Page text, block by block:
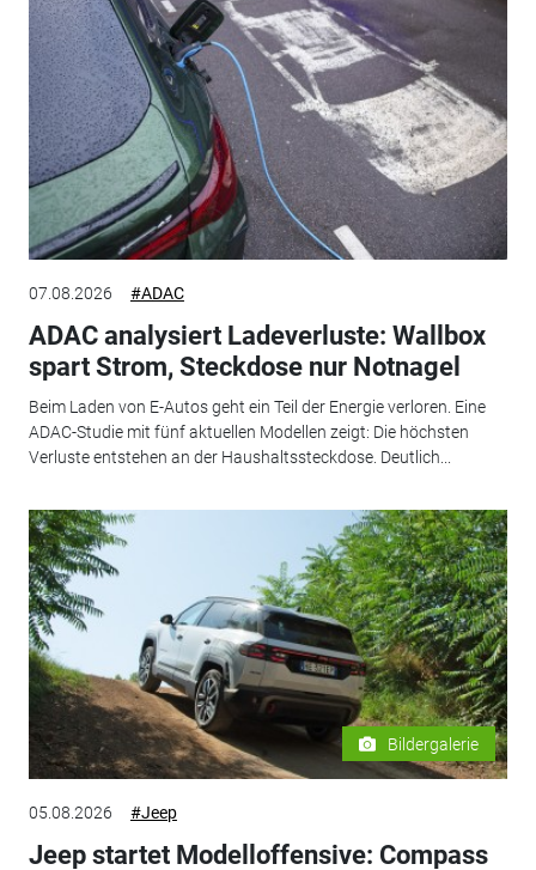
07.08.2026 #ADAC
ADAC analysiert Ladeverluste: Wallbox
spart Strom, Steckdose nur Notnagel
Beim Laden von E-Autos geht ein Teil der Energie verloren. Eine
ADAC-Studie mit fünf aktuellen Modellen zeigt: Die höchsten
Verluste entstehen an der Haushaltssteckdose. Deutlich...
Bildergalerie
05.08.2026 #Jeep
Jeep startet Modelloffensive: Compass